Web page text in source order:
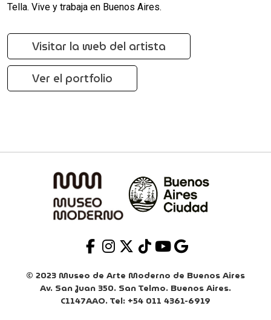
Tella. Vive y trabaja en Buenos Aires.
Visitar la web del artista
Ver el portfolio
© 2023 Museo de Arte Moderno de Buenos Aires
Av. San Juan 350. San Telmo. Buenos Aires.
C1147AAO. Tel: +54 011 4361-6919